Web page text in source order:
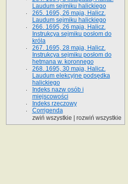
Laudum sejmiku halickiego
265. 1695, 26 maja, Halicz.
Laudum sejmiku halickiego
266. 1695, 26 maja, Halicz.
Instrukcya sejmiku posłom do
króla
267. 1695, 28 maja, Halicz.
Instrukcya sejmiku posłom do
hetmana w. koronnego
268. 1695, 30 maja, Halicz.
Laudum elekcyjne podsędka
halickiego
Indeks nazw osób i
miejscowości
Indeks rzeczowy
Corrigenda
zwiń wszystkie
rozwiń wszystkie